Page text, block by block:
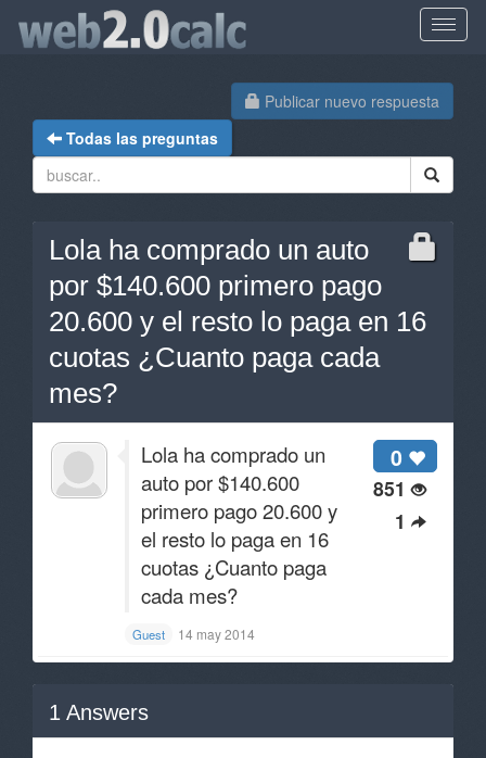
Publicar nuevo respuesta
Todas las preguntas
Lola ha comprado un auto
por $140.600 primero pago
20.600 y el resto lo paga en 16
cuotas ¿Cuanto paga cada
mes?
0
851
1
Lola ha comprado un
auto por $140.600
primero pago 20.600 y
el resto lo paga en 16
cuotas ¿Cuanto paga
cada mes?
Guest 14 may 2014
1 Answers